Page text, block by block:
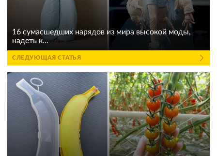
16 сумасшедших нарядов из мира высокой моды,
надеть к...
СЛЕДУЮЩАЯ СТАТЬЯ